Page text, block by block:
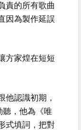
責的所有歌曲
因為製作延誤
方家煌在短短
他認識初期，
，他為《唯
式填詞，把對